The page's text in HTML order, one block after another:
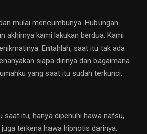
mulai mencumbunya. Hubungan
akhirnya kami lakukan berdua. Kami
Entahlah, saat itu tak ada
siapa dirinya dan bagaimana
yang saat itu sudah terkunci.
saat itu, hanya dipenuhi hawa nafsu,
terkena hawa hipnotis darinya.